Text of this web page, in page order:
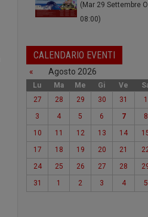
(Mar 29 Settembre
08:00)
CALENDARIO EVENTI
« Agosto 2026
Lu Ma Me Gi Ve
27
28 29 30 31 1
3
4 5 6 7 8
10
11 12 13 14
17
18 19 20 21
24
25 26 27 28
31
1 2 3 4 5